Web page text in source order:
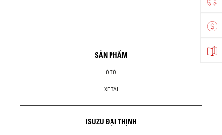
SẢN PHẨM
Ô TÔ
XE TẢI
ISUZU ĐẠI THỊNH